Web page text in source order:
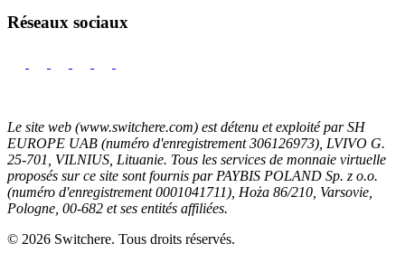
Réseaux sociaux
Le site web (www.switchere.com) est détenu et exploité par SH
EUROPE UAB (numéro d'enregistrement 306126973), LVIVO G.
25-701, VILNIUS, Lituanie. Tous les services de monnaie virtuelle
proposés sur ce site sont fournis par PAYBIS POLAND Sp. z o.o.
(numéro d'enregistrement 0001041711), Hoża 86/210, Varsovie,
Pologne, 00-682 et ses entités affiliées.
© 2026 Switchere. Tous droits réservés.